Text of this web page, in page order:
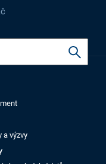
a výzvy